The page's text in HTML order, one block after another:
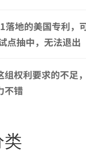
落地的美国专利，
点抽中，无法退出
组权利要求的不足
不错
类